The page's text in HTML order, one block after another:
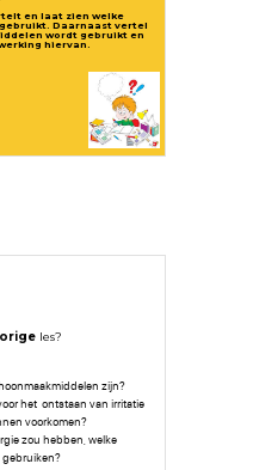
en laat zien welke
Daarnaast vertel
wordt gebruikt en
hiervan.
les?
zijn?
het ontstaan van irritatie
voorkomen?
zou hebben, welke
gebruiken?